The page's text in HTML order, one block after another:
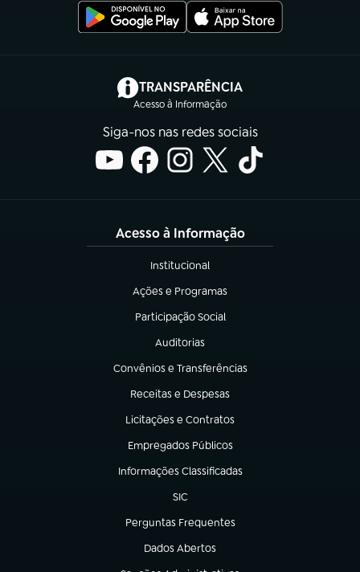
TRANSPARÊNCIA
Acesso à Informação
(abre em nova aba)
Siga-nos nas redes sociais
Acesso à Informação
Institucional
(abre em nova aba)
Ações e Programas
(abre em nova aba)
Participação Social
(abre em nova aba)
Auditorias
(abre em nova aba)
Convênios e Transferências
(abre em nova aba)
Receitas e Despesas
(abre em nova aba)
Licitações e Contratos
(abre em nova aba)
Empregados Públicos
(abre em nova aba)
Informações Classificadas
(abre em nova aba)
SIC
(abre em nova aba)
Perguntas Frequentes
(abre em nova aba)
Dados Abertos
(abre em nova aba)